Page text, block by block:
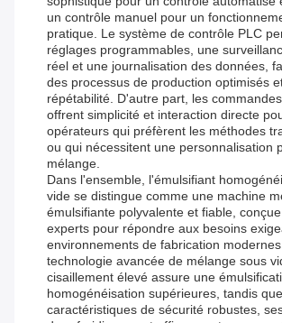
un contrôle manuel pour un
pratique. Le système de contrôle PLC
réglages programmables, une
réel et une journalisation des données,
des processus de production optimisés
répétabilité. D'autre part, les
offrent simplicité et interaction directe
opérateurs qui préfèrent les méthodes
ou qui nécessitent une personnalisation
mélange.
Dans l'ensemble, l'émulsifiant
vide se distingue comme une machine
émulsifiante polyvalente et fiable,
experts pour répondre aux besoins
environnements de fabrication
technologie avancée de mélange sous
cisaillement élevé assure une
homogénéisation supérieures, tandis
caractéristiques de sécurité robustes,